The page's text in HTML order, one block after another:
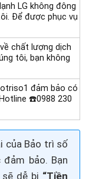
LG không đông
Để được phục vụ
chất lượng dịch
tôi, bạn không
đảm bảo có
☎️0988 230
của Bảo trì số
bảo. Bạn
dễ bị “Tiền